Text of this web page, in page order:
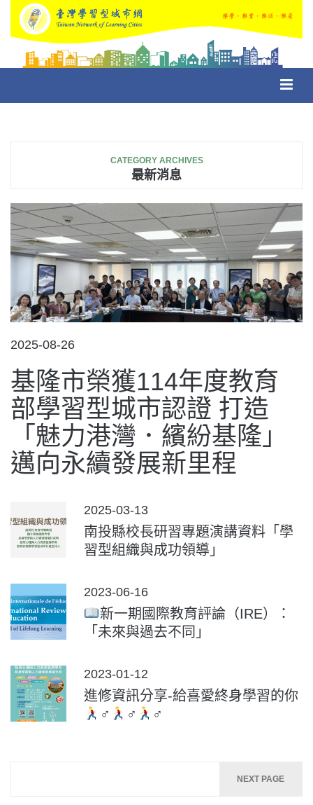
CATEGORY ARCHIVES
最新消息
POSTED
2025-08-26
基隆市榮獲114年度教育
部學習型城市認證 打造
「魅力港灣．繽紛基隆」
邁向永續發展新里程
POSTED
ON
2025-03-13
南投縣校長研習專題演講資料「學
習型組織與成功領導」
POSTED
ON
2023-06-16
新一期國際教育評論（IRE）：
「未來與過去不同」
POSTED
ON
2023-01-12
進修資訊分享-給喜愛終身學習的你
‍♂
‍♂ ‍♂
NEXT PAGE